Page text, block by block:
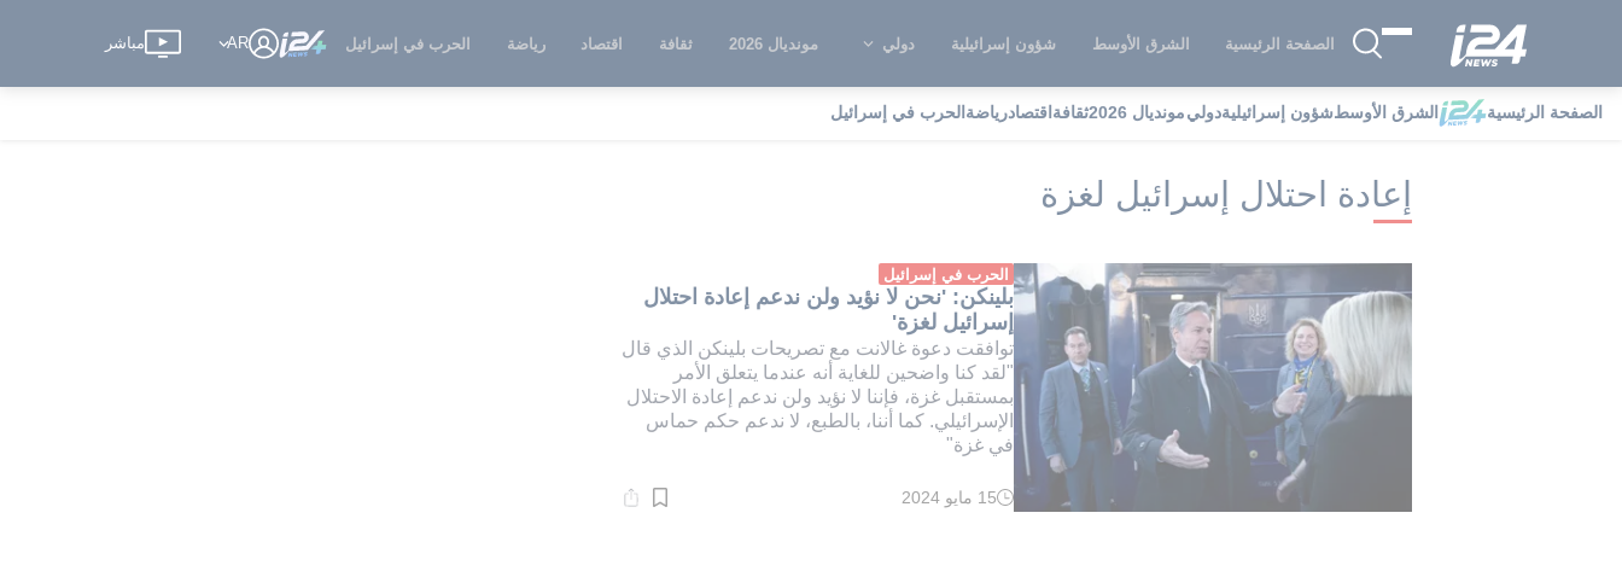
الصفحة الرئيسية الشرق الأوسط شؤون إسرائيلية دولي مونديال 2026 ثقافة اقتصاد رياضة الحرب في إسرائيل AR مباشر
الصفحة الرئيسية الشرق الأوسطشؤون إسرائيليةدوليمونديال 2026 ثقافة اقتصادرياضة الحرب في إسرائيل i24NEWS i24NEWS فهرس علامات إعادة احتلال إسرائيل لغزة
إعادة احتلال إسرائيل لغزة
الحرب في إسرائيل
بلينكن: 'نحن لا نؤيد ولن ندعم إعادة احتلال
إسرائيل لغزة'
توافقت دعوة غالانت مع تصريحات بلينكن الذي قال
"لقد كنا واضحين للغاية أنه عندما يتعلق الأمر
بمستقبل غزة، فإننا لا نؤيد ولن ندعم إعادة الاحتلال
الإسرائيلي. كما أننا، بالطبع، لا ندعم حكم حماس
في غزة"
وقت
15 مايو 2024